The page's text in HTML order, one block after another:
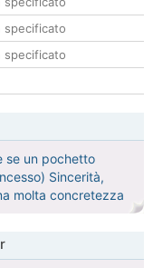
specificato
specificato
se un pochetto
Sincerità,
molta concretezza